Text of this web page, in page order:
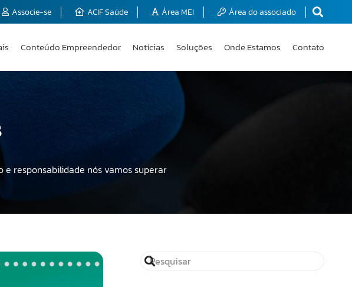
Associe-se ACIF Saúde Área MEI Área do associado
Conteúdo Empreendedor Notícias Soluções Onde Estamos Contato
responsabilidade nós vamos superar